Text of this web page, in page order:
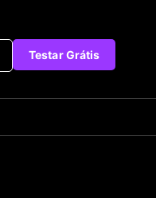
Testar Grátis